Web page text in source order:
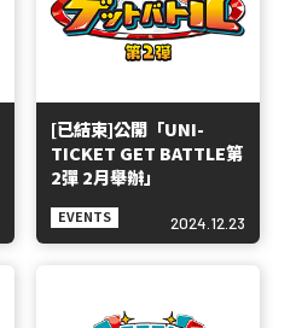
[已結束]公開「UNI-
TICKET GET BATTLE第
2彈 2月舉辦」
EVENTS 2024.12.23